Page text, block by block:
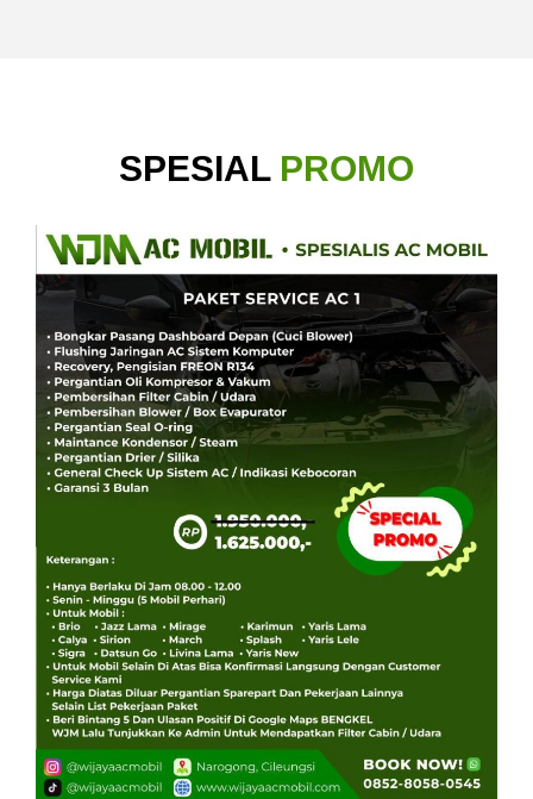
SPESIAL PROMO